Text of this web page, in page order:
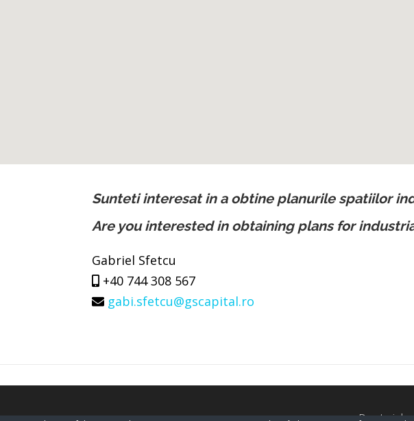
Sunteti interesat in a obtine planurile spatiilor
Are you interested in obtaining plans for
Gabriel Sfetcu
+40 744 308 567
gabi.sfetcu@gscapital.ro
Drepturi de